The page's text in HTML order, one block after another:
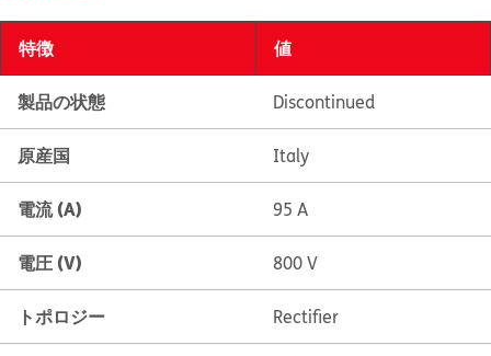
特徴 値
製品の状態 Discontinued
原産国 Italy
電流 (A) 95 A
電圧 (V) 800 V
トポロジー Rectifier